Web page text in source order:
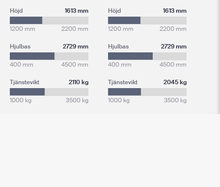
Höjd 1613 mm
1200 mm 2200 mm
Hjulbas 2729 mm
400 mm 4500 mm
Tjänstevikt 2110 kg
1000 kg 3500 kg
Höjd 1613 mm
1200 mm 2200 mm
Hjulbas 2729 mm
400 mm 4500 mm
Tjänstevikt 2045 kg
1000 kg 3500 kg